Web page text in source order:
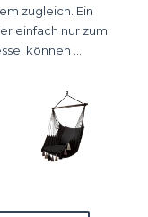
zugleich. Ein
einfach nur zum
können ...